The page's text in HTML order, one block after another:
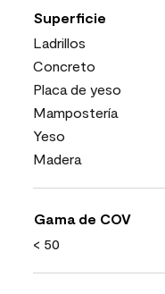
Superficie
Ladrillos
Concreto
Placa de yeso
Mampostería
Yeso
Madera
Gama de COV
< 50